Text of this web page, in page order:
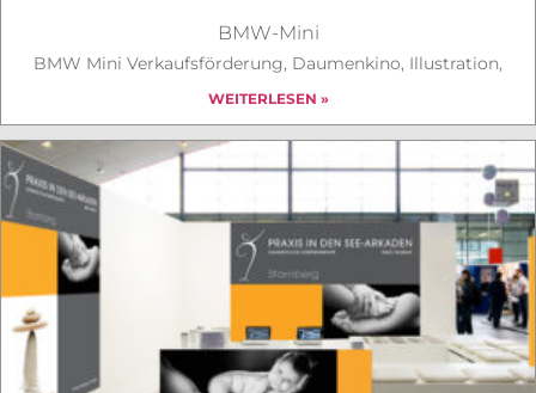
BMW-Mini
BMW Mini Verkaufsförderung, Daumenkino, Illustration,
WEITERLESEN »